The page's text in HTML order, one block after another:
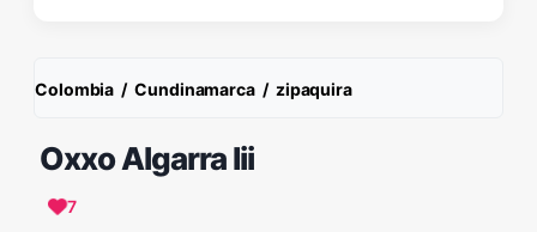
Colombia / Cundinamarca / zipaquira
Oxxo Algarra Iii
7